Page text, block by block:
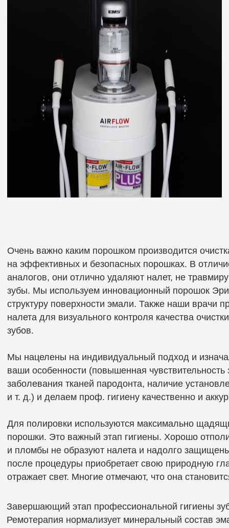
порошки. Это важный этап гигиены. Хорошо отполированные зубы
и пломбы не образуют налета и надолго защищены от кариеса. Эмаль
после процедуры приобретает свою природную гладкость и блеск,
отражает свет. Многие отмечают, что она становится светлее.
Завершающий этап профессиональной гигиены зубов ⏤ ремотерапия.
Ремотерапия нормализует минеральный состав эмали, что повышает
ее устойчивость к воздействию кислот, которые находятся в полости
Это абсолютно комфортная и безболезненная процедура служит
прекрасной профилактикой кариеса и повышенной чувствительности
Наши специалисты научат вас правильной домашней гигиене, подберут
средства для ухода под ваши потребности, научат эффективно
пользоваться электрическими или мануальными щетками, научат
прочищать контактные поверхности зубов, подберут ёршики и зубную
Профессиональная гигиена полости рта позволяет сохранить зубы и
здоровыми, а также снизить риски серьезных стоматологических
При соблюдении качественной домашней гигиены профессиональную
чистку рекомендуют делать взрослым не реже 1 раза в 6 месяцев. Тем,
курит, пьет много кофе или не очень активно ухаживает за зубами дома